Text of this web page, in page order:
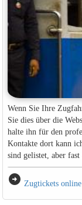
Wenn Sie Ihre
Sie dies über die
halte ihn für den
Kontakte dort kann
sind gelistet, aber
arrow_circle_right Zugtickets